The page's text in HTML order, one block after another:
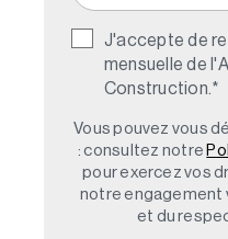
J'accepte de
mensuelle de
Construction. *
Vous pouvez vous
: consultez notre
pour exercez vos
notre engagement
et du